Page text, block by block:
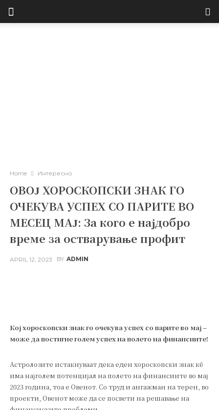
Home Интересно
ОВОЈ ХОРОСКОПСКИ ЗНАК ГО
ОЧЕКУВА УСПЕХ СО ПАРИТЕ ВО
МЕСЕЦ МАЈ: За кого е најдобро
време за остварување профит
APRIL 12, 2023 BY ADMIN
Кој хороскопски знак го очекува успех со парите во мај –
може да постигне голем успех на полето на финансиите!
Астролозите истакнуваат дека еден хороскопски знак ќе
има најголем потенцијал на полето на финансиите во мај
2023 година, тоа е Овенот. Со труд и ангажман на терен, во
проекти, Овенот може да се посвети на решавање на